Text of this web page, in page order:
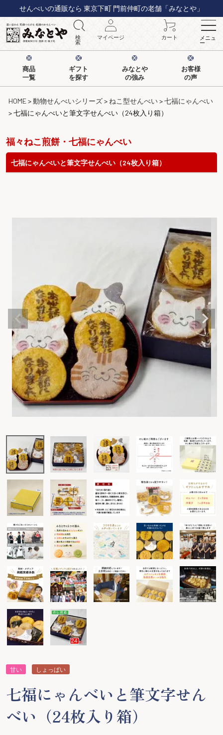
せんべいの通販なら 東京下町 門前仲町の老舗「みなとや」
検
索
マイページ カート メニュ
ー
商品
一覧
ギフト
を探す
みなとや
の強み
お客様
の声
HOME 動物せんべいシリーズ ねこ型せんべい
七福にゃんべい
七福にゃんべいと筆文字せんべい（24枚入り箱）
福々ねこ煎餅・七福にゃんべい
七福にゃんべいと筆文字せんべい（24枚入り箱）
甘い しょっぱい
七福にゃんべいと筆文字せん
べい（24枚入り箱）